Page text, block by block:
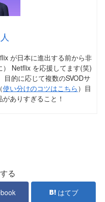
が日本に進出する前から非
Netflix を応援してます(笑)
目的に応じて複数のSVODサ
使い分けのコツはこちら ）目
ありすぎること！
る
はてブ